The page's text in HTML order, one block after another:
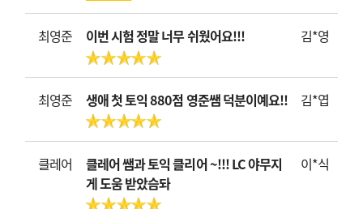
최영준 이번 시험 정말 너무 쉬웠어요!!! 김*영
최영준 생애 첫 토익 880점 영준쌤 덕분이예요!! 김*엽
클레어
클레어 쌤과 토익 클리어 ~!!! LC 야무지
게 도움 받았슴돠
이*식